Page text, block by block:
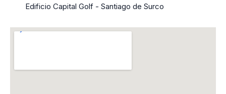
Edificio Capital Golf - Santiago de Surco